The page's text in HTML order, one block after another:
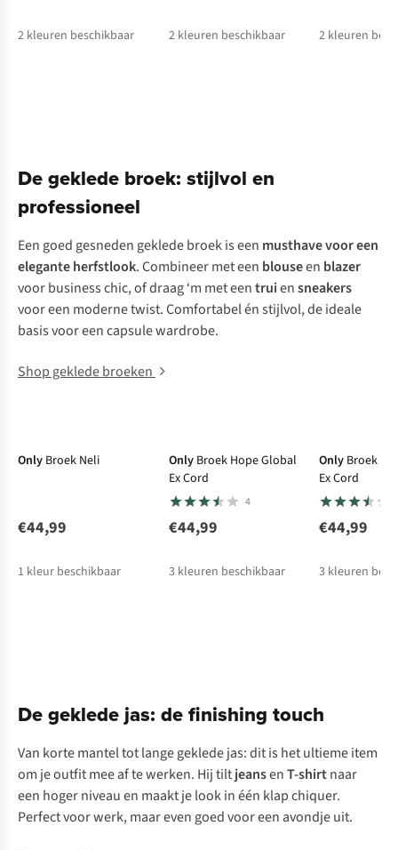
2 kleuren beschikbaar
2 kleuren beschikbaar 2 kleuren
De geklede broek: stijlvol en
professioneel
Een goed gesneden geklede broek is een musthave voor een
elegante herfstlook. Combineer met een blouseen blazer
voor business chic, of draag ‘m met eentruiensneakers
voor een moderne twist. Comfortabel én stijlvol, de ideale
basis voor een capsule wardrobe.
Shop geklede broeken
Only Broek Neli
€44,99
1 kleur beschikbaar
Only Broek Hope Global
Ex Cord
4
€44,99
3 kleuren beschikbaar
Only Broek
Ex Cord
€44,99
3 kleuren
De geklede jas: de finishing touch
Van korte mantel tot lange geklede jas: dit is het ultieme item
om je outfit mee af te werken. Hij tiltjeansenT-shirtnaar
een hoger niveau en maakt je look in één klap chiquer.
Perfect voor werk, maar even goed voor een avondje uit.